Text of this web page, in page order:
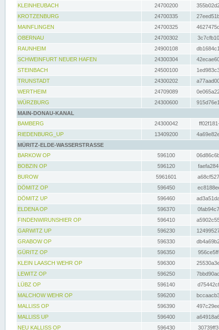
KLEINHEUBACH 24700200
KROTZENBURG
24700335
MAINFLINGEN
24700325
OBERNAU
24700302
RAUNHEIM
24900108
SCHWEINFURT NEUER HAFEN
24300304
STEINBACH
24500100
TRUNSTADT
24300202
WERTHEIM
24709089
WÜRZBURG
24300600
MAIN-DONAU-KANAL
BAMBERG
24300042
RIEDENBURG_UP
13409200
MÜRITZ-ELDE-WASSERSTRASSE
BARKOW OP
596100
BOBZIN OP
596120
BUROW
5961601
DÖMITZ OP
596450
DÖMITZ UP
596460
ELDENA OP
596370
FINDENWIRUNSHIER OP
596410
GARWITZ UP
596230
GRABOW OP
596330
GÜRITZ OP
596350
KLEIN LAASCH WEHR OP
596300
LEWITZ OP
596250
LÜBZ OP
596140
MALCHOW WEHR OP
596200
MALLISS OP
596390
MALLISS UP
596400
NEU KALLISS OP
596430